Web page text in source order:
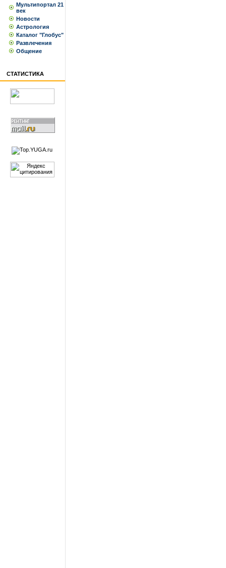
Мультипортал 21
век
Новости
Астрология
Каталог "Глобус"
Развлечения
Общение
СТАТИСТИКА